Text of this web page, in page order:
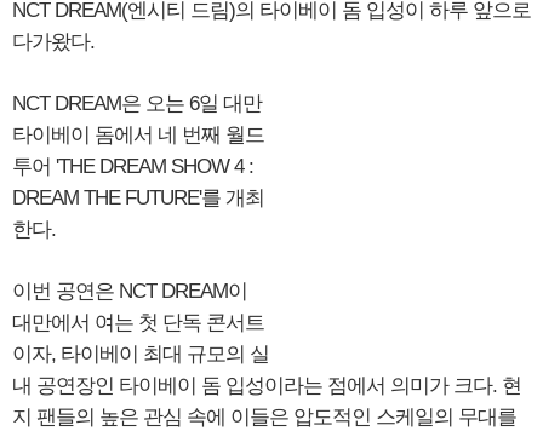
NCT DREAM(엔시티 드림)의 타이베이 돔 입성이 하루 앞으로
다가왔다.
NCT DREAM은 오는 6일 대만
타이베이 돔에서 네 번째 월드
투어 'THE DREAM SHOW 4 :
DREAM THE FUTURE'를 개최
한다.
이번 공연은 NCT DREAM이
대만에서 여는 첫 단독 콘서트
이자, 타이베이 최대 규모의 실
내 공연장인 타이베이 돔 입성이라는 점에서 의미가 크다. 현
지 팬들의 높은 관심 속에 이들은 압도적인 스케일의 무대를